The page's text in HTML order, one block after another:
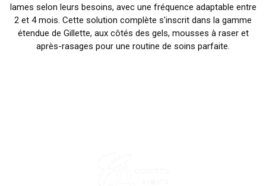
lames selon leurs besoins, avec une fréquence adaptable entre
2 et 4 mois. Cette solution complète s'inscrit dans la gamme
étendue de Gillette, aux côtés des gels, mousses à raser et
après-rasages pour une routine de soins parfaite.